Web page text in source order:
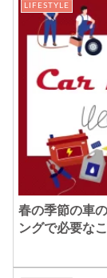
LIFESTYLE
春の季節の車
ングで必要な